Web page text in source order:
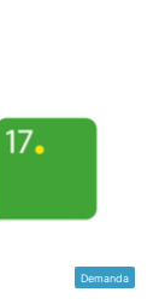
Demanda